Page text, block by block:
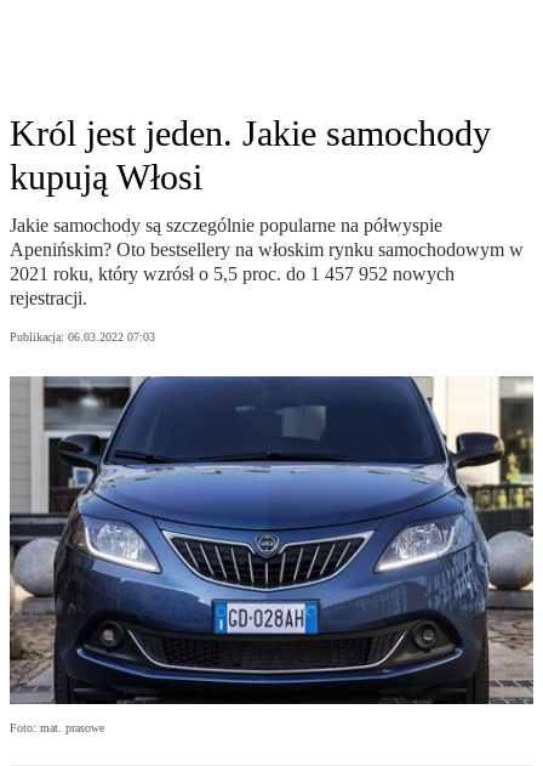
Król jest jeden. Jakie samochody
kupują Włosi
Jakie samochody są szczególnie popularne na półwyspie
Apenińskim? Oto bestsellery na włoskim rynku samochodowym w
2021 roku, który wzrósł o 5,5 proc. do 1 457 952 nowych
rejestracji.
Publikacja: 06.03.2022 07:03
Foto: mat. prasowe